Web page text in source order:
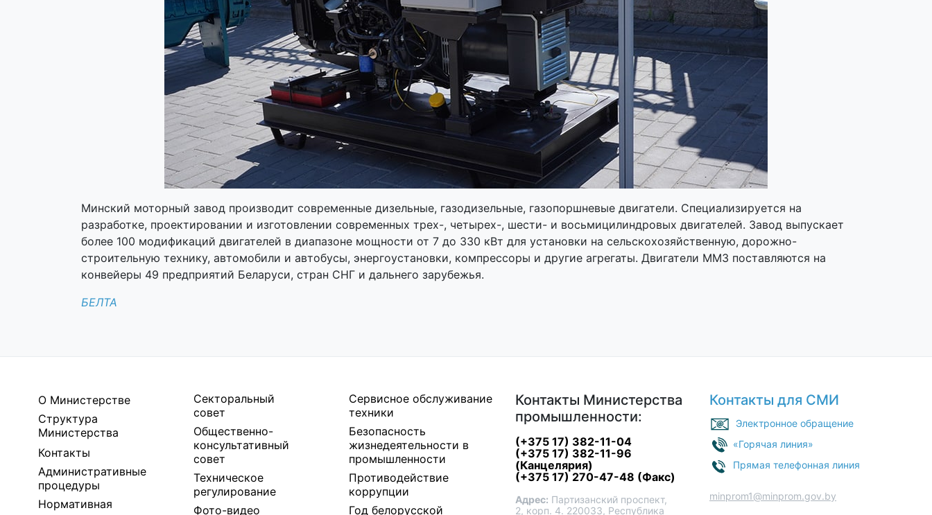
Минский моторный завод производит современные дизельные, газодизельные, газопоршневые двигатели. Специализируется на
разработке, проектировании и изготовлении современных трех-, четырех-, шести- и восьмицилиндровых двигателей. Завод выпускает
более 100 модификаций двигателей в диапазоне мощности от 7 до 330 кВт для установки на сельскохозяйственную, дорожно-
строительную технику, автомобили и автобусы, энергоустановки, компрессоры и другие агрегаты. Двигатели ММЗ поставляются на
конвейеры 49 предприятий Беларуси, стран СНГ и дальнего зарубежья.
БЕЛТА
О Министерстве
Структура
Министерства
Контакты
Административные
процедуры
Нормативная
Секторальный
совет
Общественно-
консультативный
совет
Техническое
регулирование
Фото-видео
Сервисное обслуживание
техники
Безопасность
жизнедеятельности в
промышленности
Противодействие
коррупции
Год белорусской
Контакты Министерства
промышленности:
(+375 17) 382-11-04
(+375 17) 382-11-96
(Канцелярия)
(+375 17) 270-47-48 (Факс)
Адрес: Партизанский проспект,
2, корп. 4. 220033, Республика
Контакты для СМИ
Электронное обращение
«Горячая линия»
Прямая телефонная линия
minprom1@minprom.gov.by